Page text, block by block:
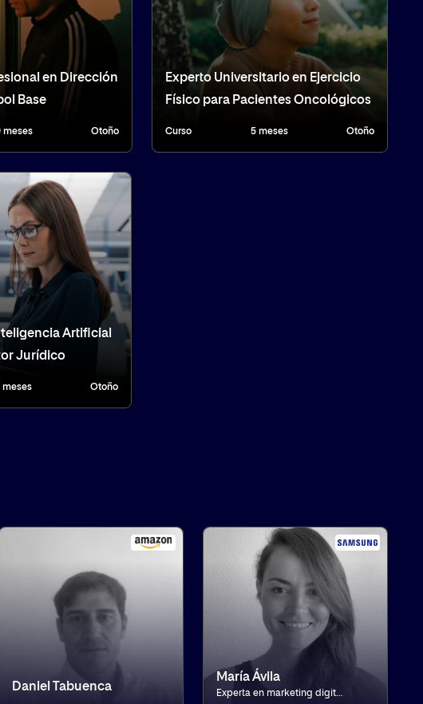
en Dirección
Base
meses Otoño
Experto Universitario en Ejercicio
Físico para Pacientes Oncológicos
Curso 5 meses Otoño
Artificial
Jurídico
meses Otoño
Daniel Tabuenca
María Ávila
Experta en marketing digital, ha ocupado diferentes cargos en DIA & Clarel, Capgemini y L´Oreal. Lidera el Proyecto de migración e implementación de Salesforce Marketing Cloud & Service Cloud y la estrategia de Marketing Automation en ACCIONA Mobilit